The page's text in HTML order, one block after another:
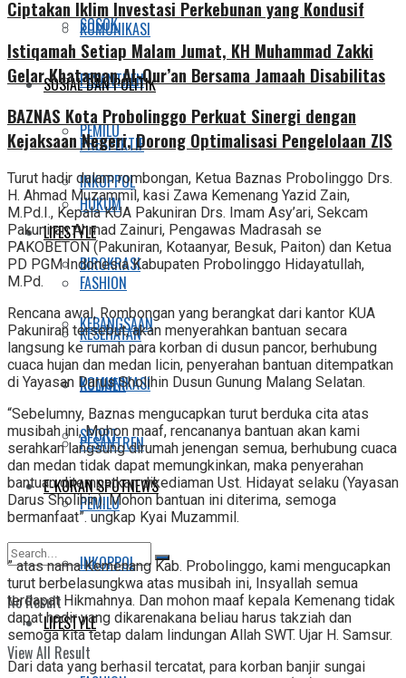
KOMUNIKASI
PESANTREN
PEMILU
INKOPPOL
LIFESTYLE
FASHION
KESEHATAN
KULINER
SPORT
E-KORAN SPOTNEWS
No Result
View All Result
SOSOK
SOSIAL DAN POLITIK
PRESPEKTIF
HUKUM
BIROKRASI
KEBANGSAAN
KOMUNIKASI
PESANTREN
PEMILU
INKOPPOL
LIFESTYLE
Ciptakan Iklim Investasi Perkebunan yang Kondusif
Istiqamah Setiap Malam Jumat, KH Muhammad Zakki
Gelar Khataman Al-Qur’an Bersama Jamaah Disabilitas
BAZNAS Kota Probolinggo Perkuat Sinergi dengan
Kejaksaan Negeri, Dorong Optimalisasi Pengelolaan ZIS
Turut hadir dalam rombongan, Ketua Baznas Probolinggo Drs.
H. Ahmad Muzammil, kasi Zawa Kemenang Yazid Zain,
M.Pd.I., Kepala KUA Pakuniran Drs. Imam Asy’ari, Sekcam
Pakuniran Ahmad Zainuri, Pengawas Madrasah se
PAKOBETON (Pakuniran, Kotaanyar, Besuk, Paiton) dan Ketua
PD PGM Indonesia Kabupaten Probolinggo Hidayatullah,
M.Pd.
Rencana awal, Rombongan yang berangkat dari kantor KUA
Pakuniran tersebut, akan menyerahkan bantuan secara
langsung ke rumah para korban di dusun pancor, berhubung
cuaca hujan dan medan licin, penyerahan bantuan ditempatkan
di Yayasan Darus Sholihin Dusun Gunung Malang Selatan.
“Sebelumny, Baznas mengucapkan turut berduka cita atas
musibah ini, Mohon maaf, rencananya bantuan akan kami
serahkan langsung dirumah jenengan semua, berhubung cuaca
dan medan tidak dapat memungkinkan, maka penyerahan
bantuan ditempatkan dikediaman Ust. Hidayat selaku (Yayasan
Darus Sholihin). Mohon bantuan ini diterima, semoga
bermanfaat”. ungkap Kyai Muzammil.
” atas nama Kemenang Kab. Probolinggo, kami mengucapkan
turut berbelasungkwa atas musibah ini, Insyallah semua
terdapat Hikmahnya. Dan mohon maaf kepala Kemenang tidak
dapat hadir yang dikarenakana beliau harus takziah dan
semoga kita tetap dalam lindungan Allah SWT. Ujar H. Samsur.
Dari data yang berhasil tercatat, para korban banjir sungai